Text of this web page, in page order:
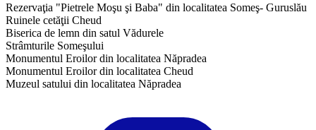
Rezervaţia "Pietrele Moşu şi Baba" din localitatea Someş- Guruslău
Ruinele cetăţii Cheud
Biserica de lemn din satul Vădurele
Strâmturile Someşului
Monumentul Eroilor din localitatea Năpradea
Monumentul Eroilor din localitatea Cheud
Muzeul satului din localitatea Năpradea